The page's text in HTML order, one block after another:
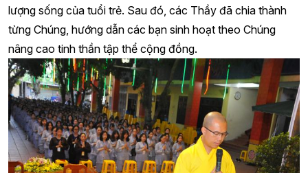
lượng sống của tuổi trẻ. Sau đó, các Thầy đã chia thành
từng Chúng, hướng dẫn các bạn sinh hoạt theo Chúng
nâng cao tinh thần tập thể cộng đồng.